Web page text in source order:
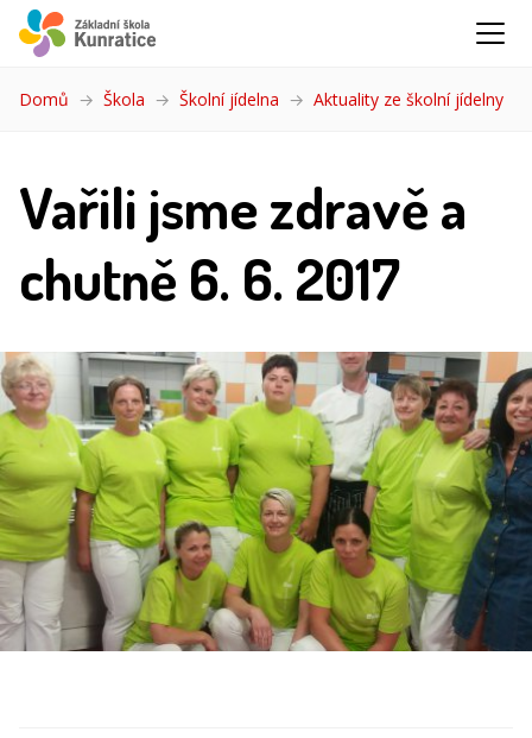
Domů Škola Školní jídelna Aktuality ze školní jídelny
Vařili jsme zdravě a
chutně 6. 6. 2017